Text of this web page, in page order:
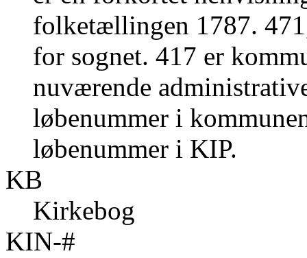
folketællingen 1787.
for sognet. 417 er
nuværende
løbenummer i
løbenummer i KIP.
KB
Kirkebog
KIN-#